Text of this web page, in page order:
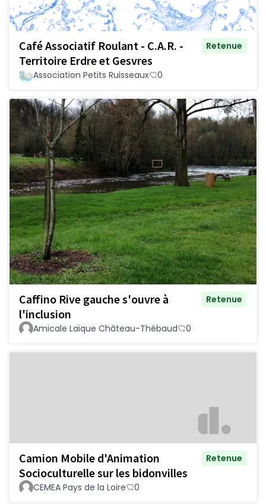
Café Associatif Roulant - C.A.R. -
Territoire Erdre et Gesvres
Retenue
Association Petits Ruisseaux 0
Caffino Rive gauche s'ouvre à
l'inclusion
Retenue
Amicale Laïque Château-Thébaud 0
Camion Mobile d'Animation
Socioculturelle sur les bidonvilles
Retenue
CEMEA Pays de la Loire 0